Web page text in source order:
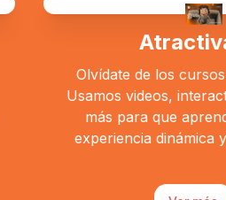
Olvídate de los
Usamos videos,
más para que
experiencia dinámica